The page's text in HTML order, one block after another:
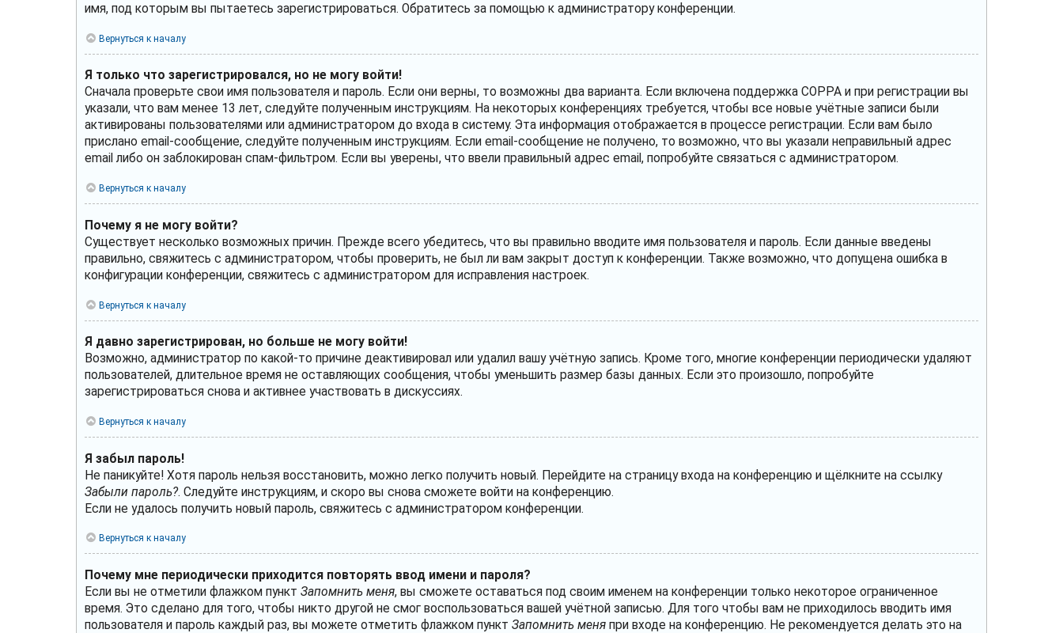
имя, под которым вы пытаетесь зарегистрироваться. Обратитесь за помощью к администратору конференции.
Вернуться к началу
Я только что зарегистрировался, но не могу войти!
Сначала проверьте свои имя пользователя и пароль. Если они верны, то возможны два варианта. Если включена поддержка COPPA и при регистрации вы
указали, что вам менее 13 лет, следуйте полученным инструкциям. На некоторых конференциях требуется, чтобы все новые учётные записи были
активированы пользователями или администратором до входа в систему. Эта информация отображается в процессе регистрации. Если вам было
прислано email-сообщение, следуйте полученным инструкциям. Если email-сообщение не получено, то возможно, что вы указали неправильный адрес
email либо он заблокирован спам-фильтром. Если вы уверены, что ввели правильный адрес email, попробуйте связаться с администратором.
Вернуться к началу
Почему я не могу войти?
Существует несколько возможных причин. Прежде всего убедитесь, что вы правильно вводите имя пользователя и пароль. Если данные введены
правильно, свяжитесь с администратором, чтобы проверить, не был ли вам закрыт доступ к конференции. Также возможно, что допущена ошибка в
конфигурации конференции, свяжитесь с администратором для исправления настроек.
Вернуться к началу
Я давно зарегистрирован, но больше не могу войти!
Возможно, администратор по какой-то причине деактивировал или удалил вашу учётную запись. Кроме того, многие конференции периодически удаляют
пользователей, длительное время не оставляющих сообщения, чтобы уменьшить размер базы данных. Если это произошло, попробуйте
зарегистрироваться снова и активнее участвовать в дискуссиях.
Вернуться к началу
Я забыл пароль!
Не паникуйте! Хотя пароль нельзя восстановить, можно легко получить новый. Перейдите на страницу входа на конференцию и щёлкните на ссылку
Забыли пароль?. Следуйте инструкциям, и скоро вы снова сможете войти на конференцию.
Если не удалось получить новый пароль, свяжитесь с администратором конференции.
Вернуться к началу
Почему мне периодически приходится повторять ввод имени и пароля?
Если вы не отметили флажком пункт Запомнить меня, вы сможете оставаться под своим именем на конференции только некоторое ограниченное
время. Это сделано для того, чтобы никто другой не смог воспользоваться вашей учётной записью. Для того чтобы вам не приходилось вводить имя
пользователя и пароль каждый раз, вы можете отметить флажком пункт Запомнить меня при входе на конференцию. Не рекомендуется делать это на